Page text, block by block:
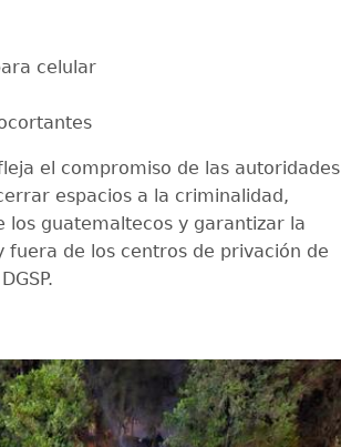
celular
el compromiso de las autoridades
espacios a la criminalidad,
los guatemaltecos y garantizar la
fuera de los centros de privación de